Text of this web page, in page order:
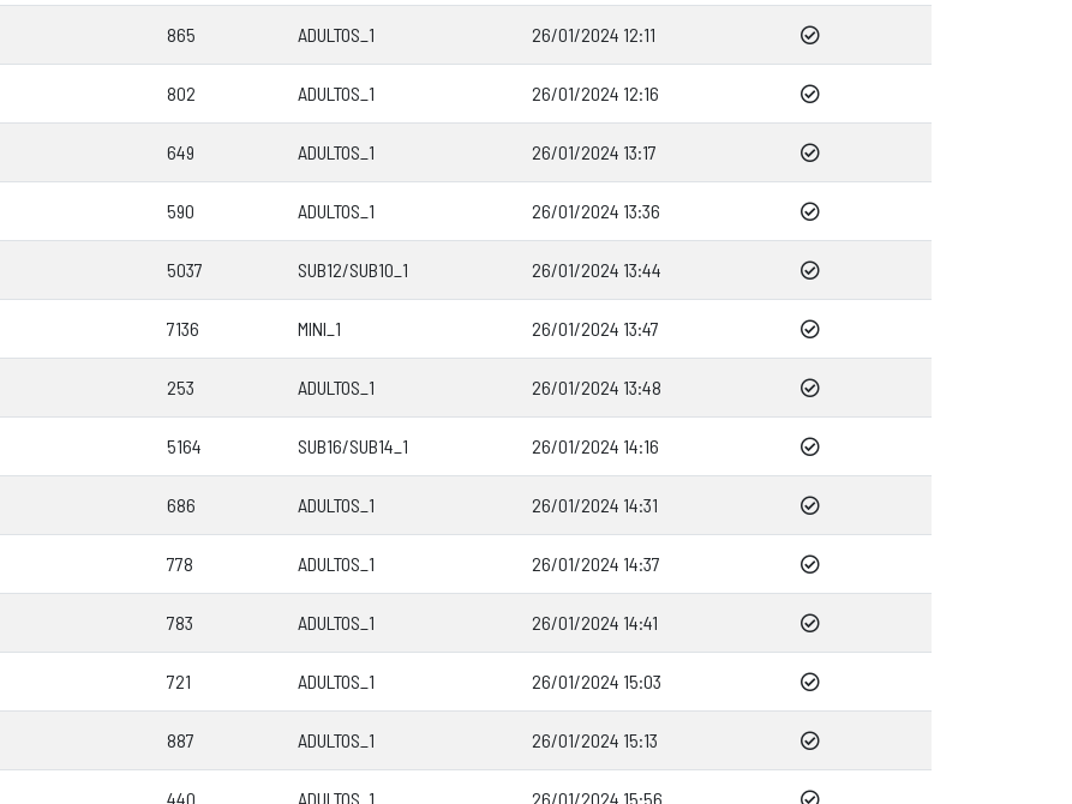
865 ADULTOS_1 26/01/2024 12:11
802 ADULTOS_1 26/01/2024 12:16
649 ADULTOS_1 26/01/2024 13:17
590 ADULTOS_1 26/01/2024 13:36
5037 SUB12/SUB10_1 26/01/2024 13:44
7136 MINI_1 26/01/2024 13:47
253 ADULTOS_1 26/01/2024 13:48
5164 SUB16/SUB14_1 26/01/2024 14:16
686 ADULTOS_1 26/01/2024 14:31
778 ADULTOS_1 26/01/2024 14:37
783 ADULTOS_1 26/01/2024 14:41
721 ADULTOS_1 26/01/2024 15:03
887 ADULTOS_1 26/01/2024 15:13
440 ADULTOS_1 26/01/2024 15:56